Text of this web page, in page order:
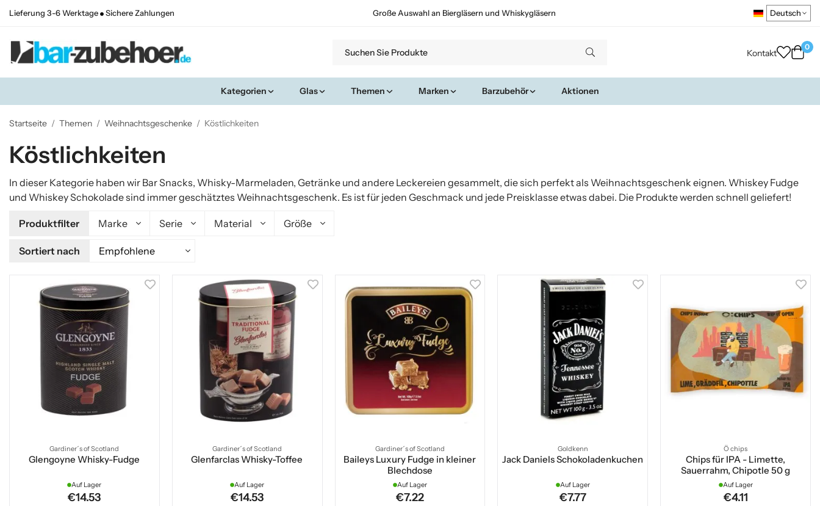
Lieferung 3-6 Werktage Sichere Zahlungen Große Auswahl an Biergläsern und Whiskygläsern
Kontakt
0
Kategorien Glas Themen Marken Barzubehör Aktionen
Startseite / Themen / Weihnachtsgeschenke / Köstlichkeiten
Köstlichkeiten
In dieser Kategorie haben wir Bar Snacks, Whisky-Marmeladen, Getränke und andere Leckereien gesammelt, die sich perfekt als Weihnachtsgeschenk eignen. Whiskey Fudge
und Whiskey Schokolade sind immer geschätztes Weihnachtsgeschenk. Es ist für jeden Geschmack und jede Preisklasse etwas dabei. Die Produkte werden schnell geliefert!
Produktfilter Marke Serie Material Größe
Sortiert nach
Gardiner´s of Scotland
Glengoyne Whisky-Fudge
Auf Lager
€14.53
Gardiner´s of Scotland
Glenfarclas Whisky-Toffee
Auf Lager
€14.53
Gardiner´s of Scotland
Baileys Luxury Fudge in kleiner
Blechdose
Auf Lager
€7.22
Goldkenn
Jack Daniels Schokoladenkuchen
Auf Lager
€7.77
Ö chips
Chips für IPA - Limette,
Sauerrahm, Chipotle 50 g
Auf Lager
€4.11